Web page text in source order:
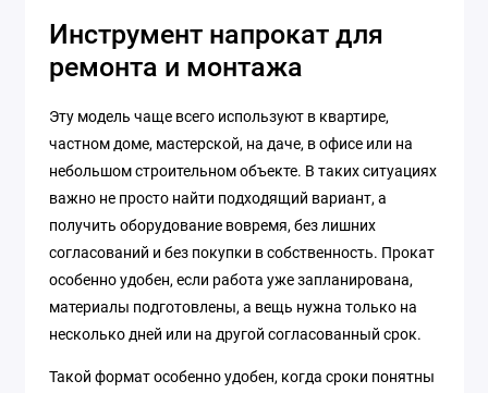
Инструмент напрокат для
ремонта и монтажа
Эту модель чаще всего используют в квартире,
частном доме, мастерской, на даче, в офисе или на
небольшом строительном объекте. В таких ситуациях
важно не просто найти подходящий вариант, а
получить оборудование вовремя, без лишних
согласований и без покупки в собственность. Прокат
особенно удобен, если работа уже запланирована,
материалы подготовлены, а вещь нужна только на
несколько дней или на другой согласованный срок.
Такой формат особенно удобен, когда сроки понятны